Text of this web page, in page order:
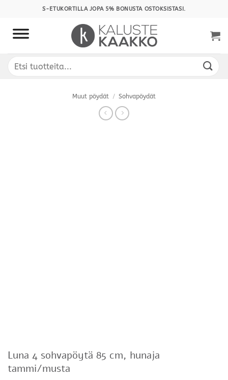
content
S-ETUKORTILLA JOPA 5% BONUSTA OSTOKSISTASI.
Etsi:
Muut pöydät / Sohvapöydät
Luna 4 sohvapöytä 85 cm, hunaja
tammi/musta